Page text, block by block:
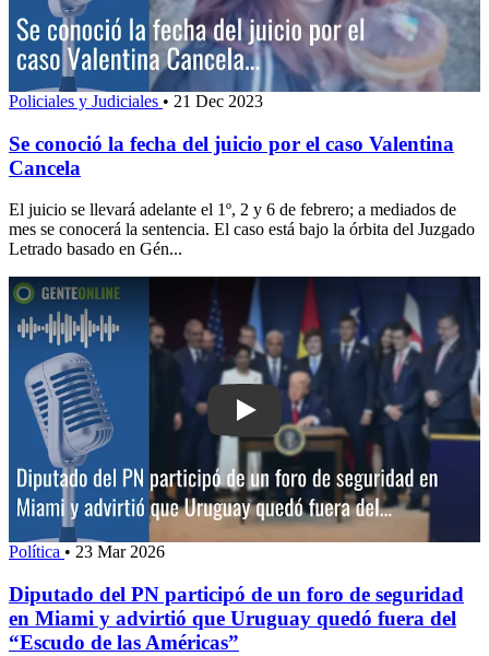
Policiales y Judiciales • 21 Dec 2023
Se conoció la fecha del juicio por el caso Valentina
Cancela
El juicio se llevará adelante el 1º, 2 y 6 de febrero; a mediados de
mes se conocerá la sentencia. El caso está bajo la órbita del Juzgado
Letrado basado en Gén...
Play: Diputado del PN participó de un
Política • 23 Mar 2026
Diputado del PN participó de un foro de seguridad
en Miami y advirtió que Uruguay quedó fuera del
“Escudo de las Américas”